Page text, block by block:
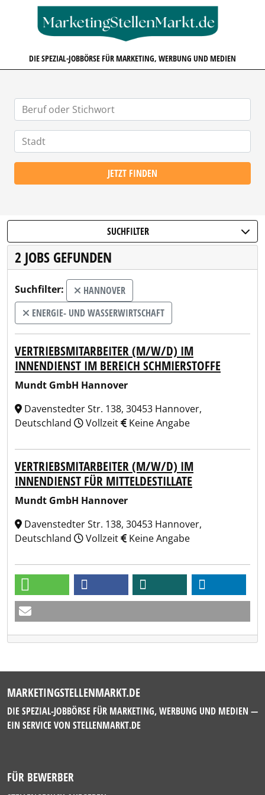
DIE SPEZIAL-JOBBÖRSE FÜR MARKETING, WERBUNG UND MEDIEN
JETZT FINDEN
SUCHFILTER
2 JOBS GEFUNDEN
Suchfilter:
HANNOVER
ENERGIE- UND WASSERWIRTSCHAFT
VERTRIEBSMITARBEITER (M/W/D) IM
INNENDIENST IM BEREICH SCHMIERSTOFFE
Mundt GmbH Hannover
Davenstedter Str. 138, 30453 Hannover,
Deutschland
Vollzeit Keine Angabe
VERTRIEBSMITARBEITER (M/W/D) IM
INNENDIENST FÜR MITTELDESTILLATE
Mundt GmbH Hannover
Davenstedter Str. 138, 30453 Hannover,
Deutschland
Vollzeit Keine Angabe
MARKETINGSTELLENMARKT.DE
DIE SPEZIAL-JOBBÖRSE FÜR MARKETING, WERBUNG UND MEDIEN —
EIN SERVICE VON STELLENMARKT.DE
FÜR BEWERBER